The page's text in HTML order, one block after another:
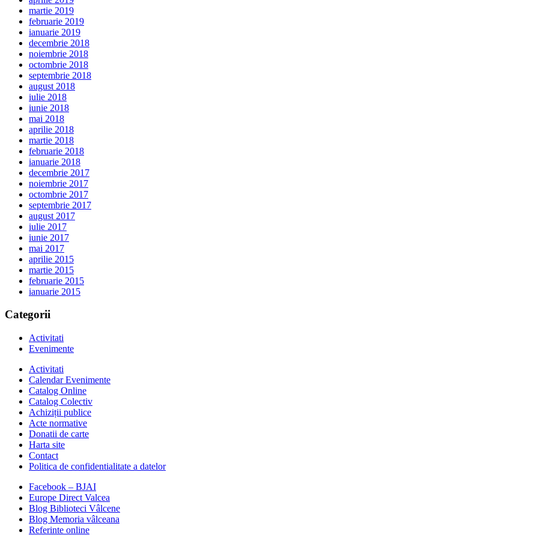
martie 2019
februarie 2019
ianuarie 2019
decembrie 2018
noiembrie 2018
octombrie 2018
septembrie 2018
august 2018
iulie 2018
iunie 2018
mai 2018
aprilie 2018
martie 2018
februarie 2018
ianuarie 2018
decembrie 2017
noiembrie 2017
octombrie 2017
septembrie 2017
august 2017
iulie 2017
iunie 2017
mai 2017
aprilie 2015
martie 2015
februarie 2015
ianuarie 2015
Categorii
Activitati
Evenimente
Activitati
Calendar Evenimente
Catalog Online
Catalog Colectiv
Achiziții publice
Acte normative
Donatii de carte
Harta site
Contact
Politica de confidentialitate a datelor
Facebook – BJAI
Europe Direct Valcea
Blog Biblioteci Vâlcene
Blog Memoria vâlceana
Referinte online